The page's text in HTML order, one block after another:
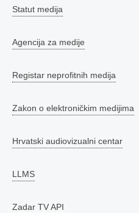
Statut medija
Agencija za medije
Registar neprofitnih medija
Zakon o elektroničkim medijima
Hrvatski audiovizualni centar
LLMS
Zadar TV API